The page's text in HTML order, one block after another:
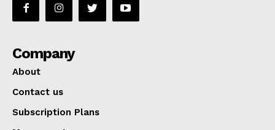
Company
About
Contact us
Subscription Plans